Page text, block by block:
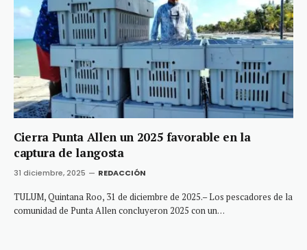
Cierra Punta Allen un 2025 favorable en la
captura de langosta
31 diciembre, 2025 REDACCIÓN
TULUM, Quintana Roo, 31 de diciembre de 2025.– Los pescadores de la
comunidad de Punta Allen concluyeron 2025 con un…